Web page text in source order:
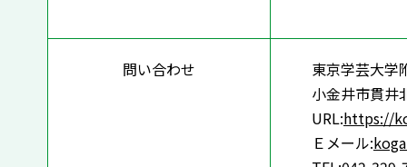
問い合わせ
東京学芸大
小金井市貫井
URL:https://
Ｅメール: